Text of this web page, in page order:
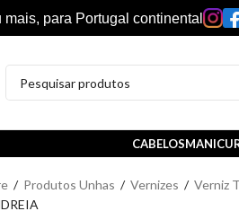
para Portugal continental
CABELOS
/ Produtos Unhas / Vernizes / Verniz